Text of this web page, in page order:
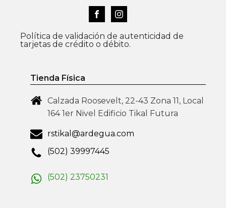
Política de validación de autenticidad de
tarjetas de crédito o débito.
Tienda Física
Calzada Roosevelt, 22-43 Zona 11, Local
164 1er Nivel Edificio Tikal Futura
rstikal@ardegua.com
(502) 39997445
(502) 23750231